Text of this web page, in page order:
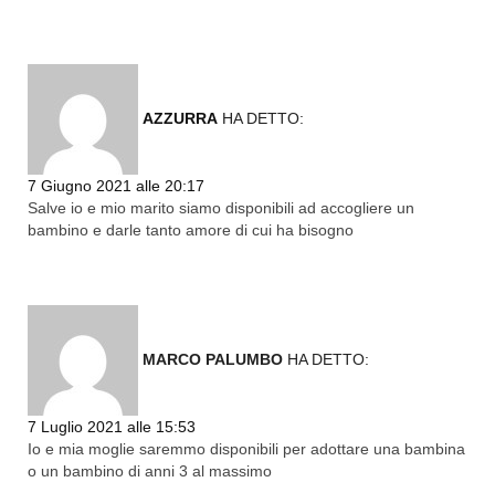
AZZURRA HA DETTO:
7 Giugno 2021 alle 20:17
Salve io e mio marito siamo disponibili ad accogliere un
bambino e darle tanto amore di cui ha bisogno
MARCO PALUMBO HA DETTO:
7 Luglio 2021 alle 15:53
Io e mia moglie saremmo disponibili per adottare una bambina
o un bambino di anni 3 al massimo